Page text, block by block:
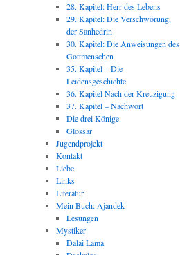
28. Kapitel: Herr des Lebens
29. Kapitel: Die Verschwörung,
der Sanhedrin
30. Kapitel: Die Anweisungen des
Gottmenschen
35. Kapitel – Die
Leidensgeschichte
36. Kapitel Nach der Kreuzigung
37. Kapitel – Nachwort
Die drei Könige
Glossar
Jugendprojekt
Kontakt
Liebe
Links
Literatur
Mein Buch: Ajandek
Lesungen
Mystiker
Dalai Lama